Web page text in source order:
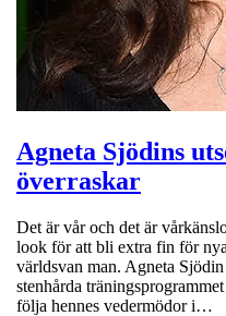
Agneta Sjödins
överraskar
Det är vår och det är
look för att bli extra fin för
världsvan man. Agneta
stenhårda
följa hennes vedermödor i…